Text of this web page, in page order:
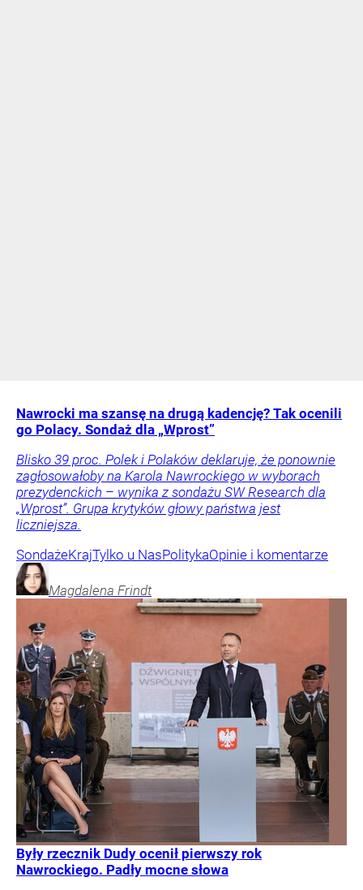
Nawrocki ma szansę na drugą kadencję? Tak ocenili
go Polacy. Sondaż dla „Wprost”
Blisko 39 proc. Polek i Polaków deklaruje, że ponownie
zagłosowałoby na Karola Nawrockiego w wyborach
prezydenckich – wynika z sondażu SW Research dla
„Wprost”. Grupa krytyków głowy państwa jest
liczniejsza.
SondażeKrajTylko u NasPolitykaOpinie i komentarze
Magdalena Frindt
Były rzecznik Dudy ocenił pierwszy rok
Nawrockiego. Padły mocne słowa